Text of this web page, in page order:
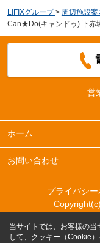
LIFIXグループ > 周辺施設案
Can★Do(キャンドゥ) 下赤
営
ホーム
お問い合わせ
プライバシ
当サイトでは、お客様の当
して、クッキー（Cookie）